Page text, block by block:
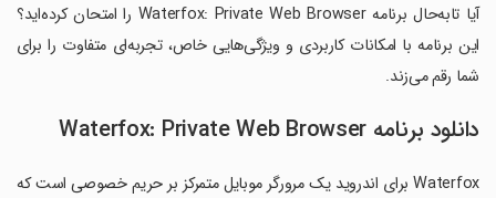
آیا تابه‌حال برنامه Waterfox: Private Web Browser را امتحان کرده‌اید؟
این برنامه با امکانات کاربردی و ویژگی‌هایی خاص، تجربه‌ای متفاوت را برای
شما رقم می‌زند.
دانلود برنامه Waterfox: Private Web Browser
Waterfox برای اندروید یک مرورگر موبایل متمرکز بر حریم خصوصی است که